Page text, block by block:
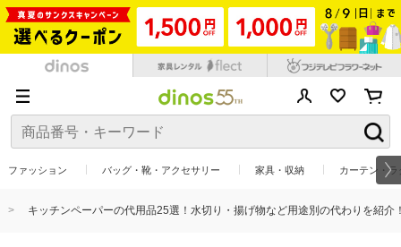
ファッション バッグ・靴・アクセサリー 家具・収納 カーテン・
キッチンペーパーの代用品25選！水切り・揚げ物など用途別の代わりを紹介